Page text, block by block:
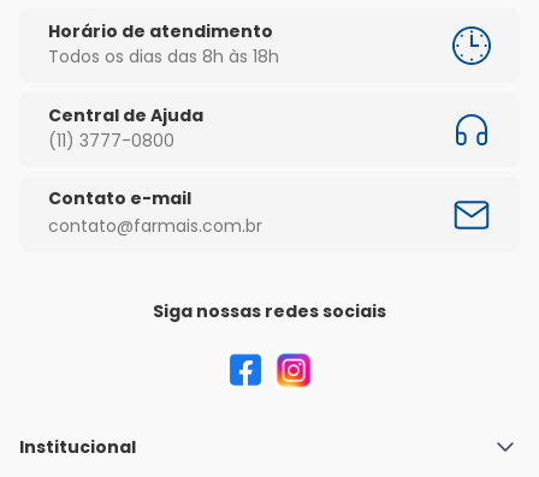
Horário de atendimento
Todos os dias das 8h às 18h
Central de Ajuda
(11) 3777-0800
Contato e-mail
contato@farmais.com.br
Siga nossas redes sociais
Institucional